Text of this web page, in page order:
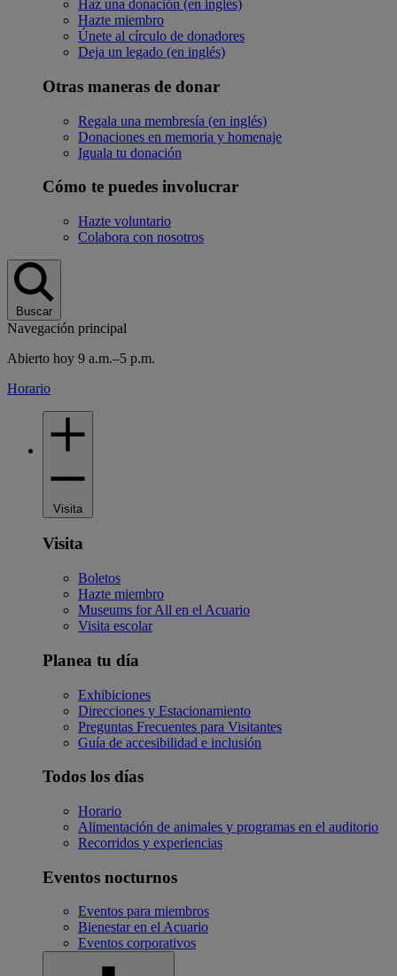
Haz una donación (en inglés)
Hazte miembro
Únete al círculo de donadores
Deja un legado (en inglés)
Otras maneras de donar
Regala una membresía (en inglés)
Donaciones en memoria y homenaje
Iguala tu donación
Cómo te puedes involucrar
Hazte voluntario
Colabora con nosotros
Buscar
Navegación principal
Abierto hoy 9 a.m.–5 p.m.
Horario
Visita
Visita
Boletos
Hazte miembro
Museums for All en el Acuario
Visita escolar
Planea tu día
Exhibiciones
Direcciones y Estacionamiento
Preguntas Frecuentes para Visitantes
Guía de accesibilidad e inclusión
Todos los días
Horario
Alimentación de animales y programas en el auditorio
Recorridos y experiencias
Eventos nocturnos
Eventos para miembros
Bienestar en el Acuario
Eventos corporativos